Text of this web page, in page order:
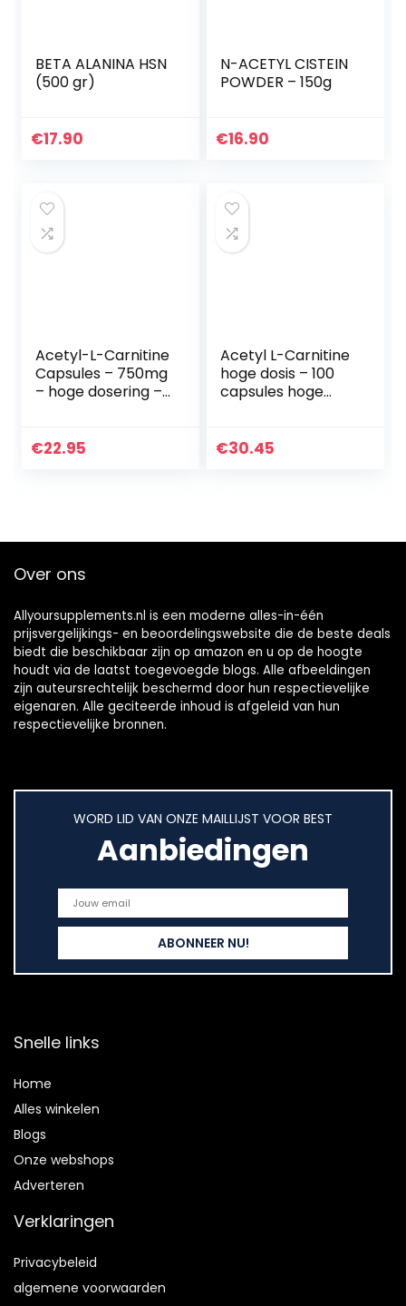
BETA ALANINA HSN
(500 gr)
€17.90
N-ACETYL CISTEIN
POWDER – 150g
€16.90
Acetyl-L-Carnitine
Capsules – 750mg
– hoge dosering –
€22.95
Acetyl L-Carnitine
hoge dosis – 100
capsules hoge
per capsule –
€30.45
Over ons
Allyoursupplements.nl is een moderne alles-in-één
prijsvergelijkings- en beoordelingswebsite die de beste deals
biedt die beschikbaar zijn op amazon en u op de hoogte
houdt via de laatst toegevoegde blogs. Alle afbeeldingen
zijn auteursrechtelijk beschermd door hun respectievelijke
eigenaren. Alle geciteerde inhoud is afgeleid van hun
respectievelijke bronnen.
WORD LID VAN ONZE MAILLIJST VOOR BEST
Aanbiedingen
Snelle links
Home
Alles winkelen
Blogs
Onze webshops
Adverteren
Verklaringen
Privacybeleid
algemene voorwaarden